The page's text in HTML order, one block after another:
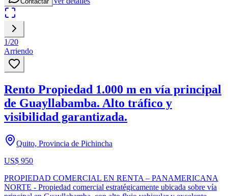
1/20
Arriendo
Rento Propiedad 1.000 m en vía principal
de Guayllabamba. Alto tráfico y
visibilidad garantizada.
Quito, Provincia de Pichincha
US$ 950
PROPIEDAD COMERCIAL EN RENTA – PANAMERICANA
NORTE - Propiedad comercial estratégicamente ubicada sobre vía